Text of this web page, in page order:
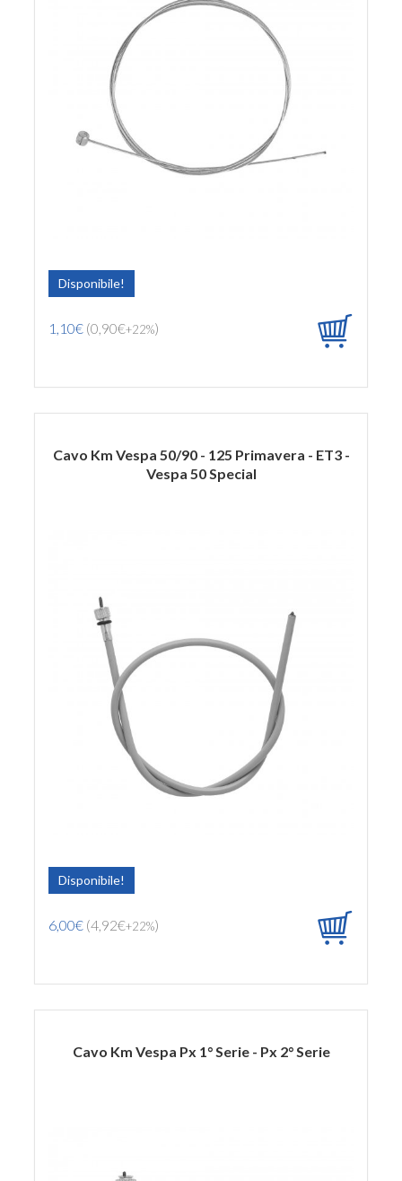
Disponibile!
1,10€ (0,90€+22%)
Cavo Km Vespa 50/90 - 125 Primavera - ET3 -
Vespa 50 Special
Disponibile!
6,00€ (4,92€+22%)
Cavo Km Vespa Px 1° Serie - Px 2° Serie